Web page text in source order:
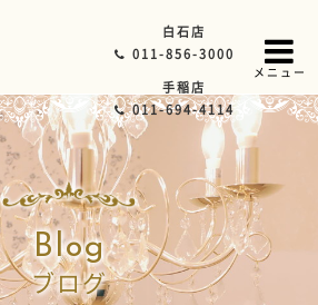
白石店
011-856-3000
手稲店
011-694-4114
メニュー
Blog
ブログ